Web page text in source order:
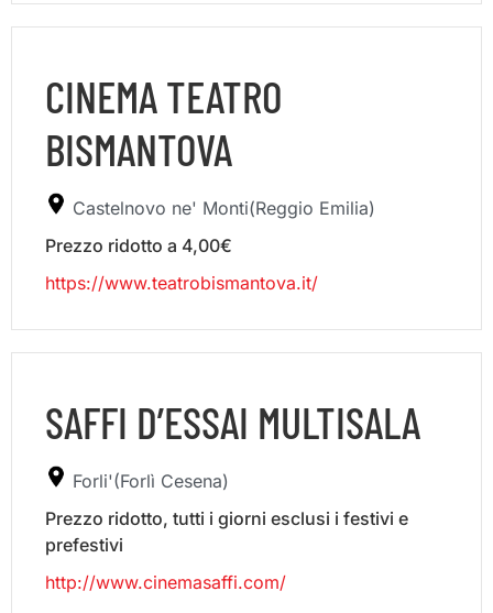
CINEMA TEATRO
BISMANTOVA
Castelnovo ne' Monti(Reggio Emilia)
Prezzo ridotto a 4,00€
https://www.teatrobismantova.it/
SAFFI D’ESSAI MULTISALA
Forli'(Forlì Cesena)
Prezzo ridotto, tutti i giorni esclusi i festivi e
prefestivi
http://www.cinemasaffi.com/